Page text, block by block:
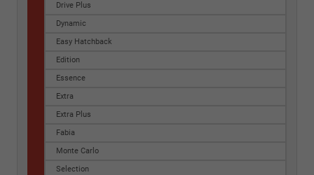
Drive Plus
Dynamic
Easy Hatchback
Edition
Essence
Extra
Extra Plus
Fabia
Monte Carlo
Selection